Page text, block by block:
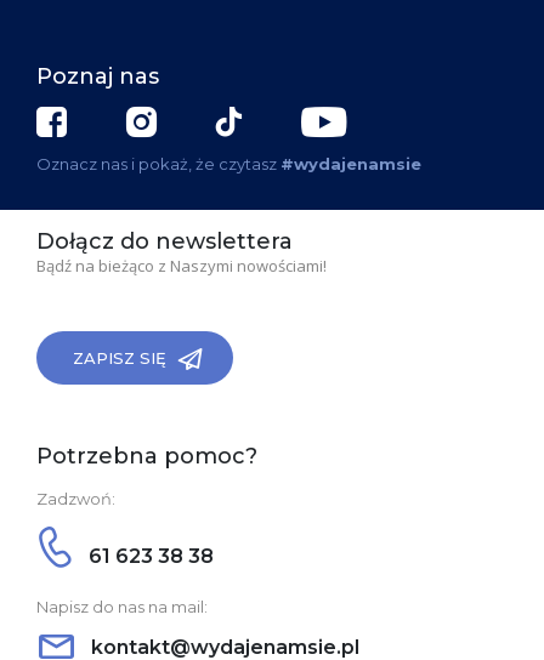
Poznaj nas
Oznacz nas i pokaż, że czytasz #wydajenamsie
Dołącz do newslettera
Bądź na bieżąco z Naszymi nowościami!
ZAPISZ SIĘ
Potrzebna pomoc?
Zadzwoń:
61 623 38 38
Napisz do nas na mail:
kontakt@wydajenamsie.pl